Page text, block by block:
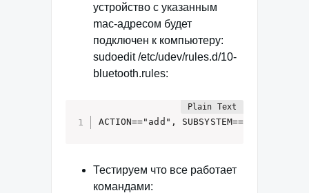
устройство с указанным
mac-адресом будет
подключен к компьютеру:
sudoedit /etc/udev/rules.d/10-
bluetooth.rules:
ACTION=="add",
Тестируем что все работает
командами: